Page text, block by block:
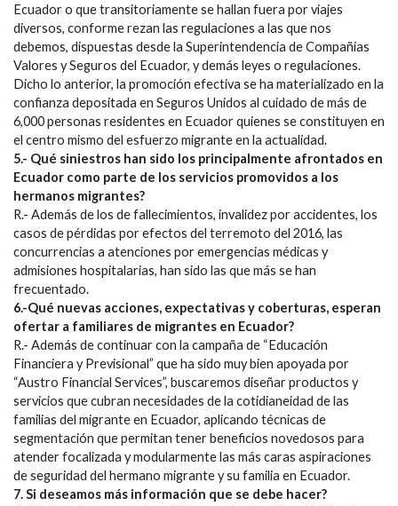
Ecuador o que transitoriamente se hallan fuera por viajes
diversos, conforme rezan las regulaciones a las que nos
debemos, dispuestas desde la Superintendencia de Compañías
Valores y Seguros del Ecuador, y demás leyes o regulaciones.
Dicho lo anterior, la promoción efectiva se ha materializado en la
confianza depositada en Seguros Unidos al cuidado de más de
6,000 personas residentes en Ecuador quienes se constituyen en
el centro mismo del esfuerzo migrante en la actualidad.
5.- Qué siniestros han sido los principalmente afrontados en
Ecuador como parte de los servicios promovidos a los
hermanos migrantes?
R.- Además de los de fallecimientos, invalidez por accidentes, los
casos de pérdidas por efectos del terremoto del 2016, las
concurrencias a atenciones por emergencias médicas y
admisiones hospitalarias, han sido las que más se han
frecuentado.
6.-Qué nuevas acciones, expectativas y coberturas, esperan
ofertar a familiares de migrantes en Ecuador?
R.- Además de continuar con la campaña de “Educación
Financiera y Previsional” que ha sido muy bien apoyada por
“Austro Financial Services”, buscaremos diseñar productos y
servicios que cubran necesidades de la cotidianeidad de las
familias del migrante en Ecuador, aplicando técnicas de
segmentación que permitan tener beneficios novedosos para
atender focalizada y modularmente las más caras aspiraciones
de seguridad del hermano migrante y su familia en Ecuador.
7. Si deseamos más información que se debe hacer?